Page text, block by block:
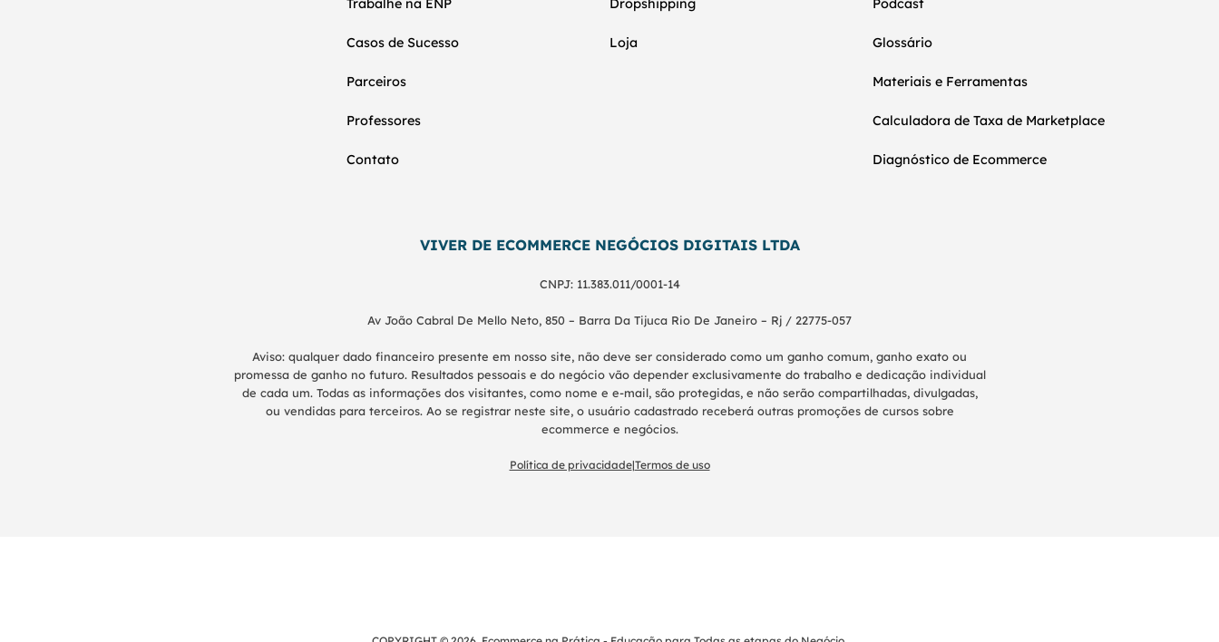
Trabalhe na ENP
Casos de Sucesso
Parceiros
Professores
Contato
Dropshipping
Loja
Podcast
Glossário
Materiais e Ferramentas
Calculadora de Taxa de Marketplace
Diagnóstico de Ecommerce
VIVER DE ECOMMERCE NEGÓCIOS DIGITAIS LTDA
CNPJ: 11.383.011/0001-14
Av João Cabral De Mello Neto, 850 – Barra Da Tijuca Rio De Janeiro – Rj / 22775-057
Aviso: qualquer dado financeiro presente em nosso site, não deve ser considerado como um ganho comum, ganho exato ou
promessa de ganho no futuro. Resultados pessoais e do negócio vão depender exclusivamente do trabalho e dedicação individual
de cada um. Todas as informações dos visitantes, como nome e e-mail, são protegidas, e não serão compartilhadas, divulgadas,
ou vendidas para terceiros. Ao se registrar neste site, o usuário cadastrado receberá outras promoções de cursos sobre
ecommerce e negócios.
Política de privacidade|Termos de uso